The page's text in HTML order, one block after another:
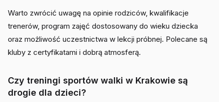
Warto zwrócić uwagę na opinie rodziców, kwalifikacje
trenerów, program zajęć dostosowany do wieku dziecka
oraz możliwość uczestnictwa w lekcji próbnej. Polecane są
kluby z certyfikatami i dobrą atmosferą.
Czy treningi sportów walki w Krakowie są
drogie dla dzieci?